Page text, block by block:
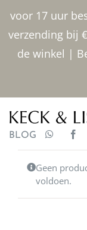
voor 17 uur
verzending bij
de winkel |
inhoud
BLOG
Geen
voldoen.